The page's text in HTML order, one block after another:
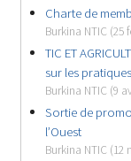
Charte de
Burkina NTIC (25
TIC ET
sur les
Burkina NTIC (9
Sortie de
l’Ouest
Burkina NTIC (12